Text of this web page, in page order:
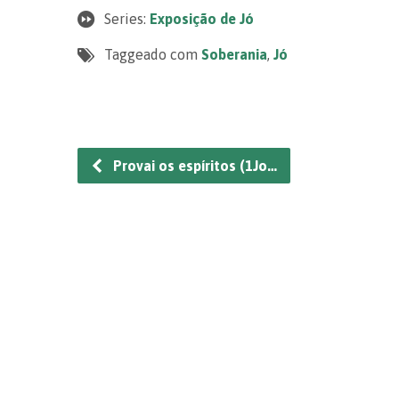
Series: Exposição de Jó
Taggeado com Soberania, Jó
Provai os espíritos (1Jo…